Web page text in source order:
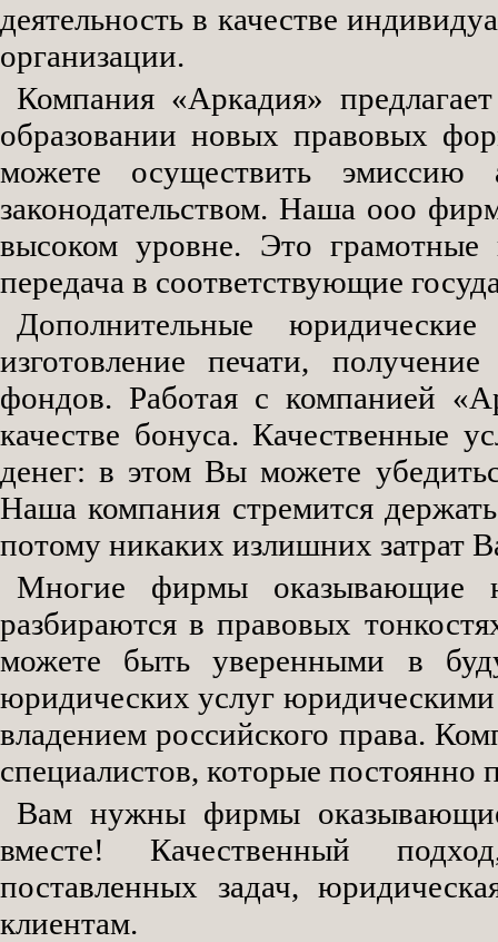
деятельность в качестве
организации.
Компания «Аркадия»
образовании новых правовых
можете осуществить
законодательством. Наша ооо
высоком уровне. Это грамотные
передача в соответствующие
Дополнительные
изготовление печати,
фондов. Работая с компанией
качестве бонуса. Качественные
денег: в этом Вы можете
Наша компания стремится
потому никаких излишних затрат
Многие фирмы оказывающие
разбираются в правовых
можете быть уверенными в
юридических услуг
владением российского права.
специалистов, которые
Вам нужны фирмы оказывающие
вместе! Качественный
поставленных задач,
клиентам.